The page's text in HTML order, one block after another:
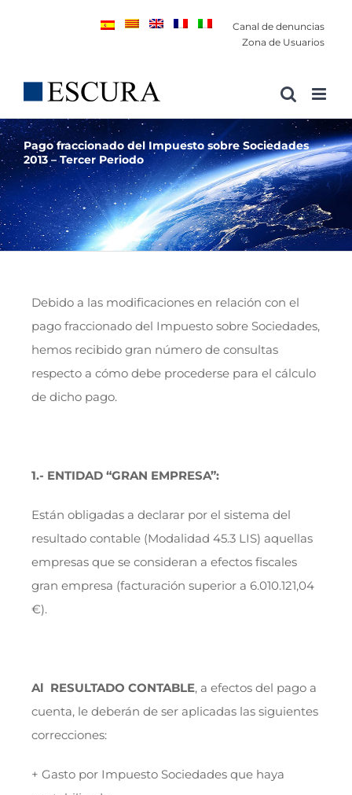
Canal de denuncias
Zona de Usuarios
Pago fraccionado del Impuesto sobre Sociedades
2013 – Tercer Periodo
Debido a las modificaciones en relación con el
pago fraccionado del Impuesto sobre Sociedades,
hemos recibido gran número de consultas
respecto a cómo debe procederse para el cálculo
de dicho pago.
1.- ENTIDAD “GRAN EMPRESA”:
Están obligadas a declarar por el sistema del
resultado contable (Modalidad 45.3 LIS) aquellas
empresas que se consideran a efectos fiscales
gran empresa (facturación superior a 6.010.121,04
€).
Al RESULTADO CONTABLE, a efectos del pago a
cuenta, le deberán de ser aplicadas las siguientes
correcciones:
+ Gasto por Impuesto Sociedades que haya